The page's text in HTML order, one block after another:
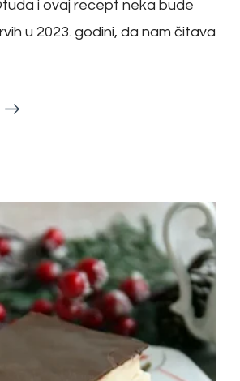
i ovaj recept neka bude
u 2023. godini, da nam čitava